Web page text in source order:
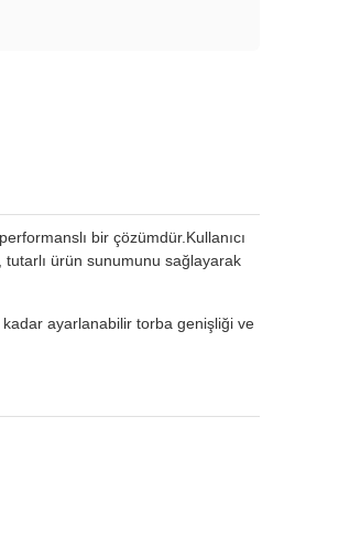
bir çözümdür.Kullanıcı
tutarlı ürün sunumunu sağlayarak
ayarlanabilir torba genişliği ve